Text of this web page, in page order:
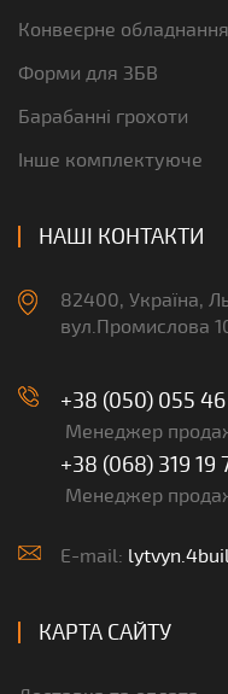
Конвеєрне обладнання
Форми для ЗБВ
Барабанні грохоти
Інше комплектуюче
НАШІ КОНТАКТИ
82400, Україна,
вул.Промислова
+38 (050) 055 46
Менеджер
+38 (068) 319 19
Менеджер
E-mail:
КАРТА САЙТУ